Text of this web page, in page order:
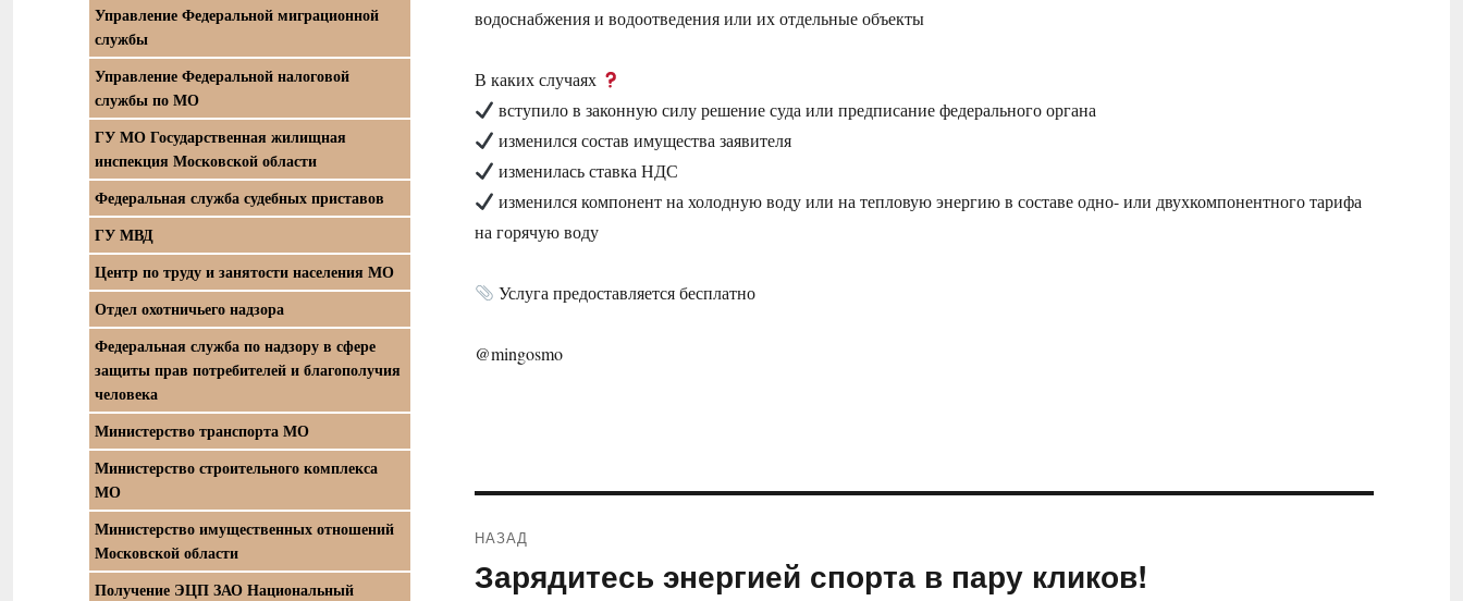
водоснабжения и водоотведения или их отдельные объекты
В каких случаях
вступило в законную силу решение суда или предписание федерального органа
изменился состав имущества заявителя
изменилась ставка НДС
изменился компонент на холодную воду или на тепловую энергию в составе одно- или двухкомпонентного тарифа
на горячую воду
Услуга предоставляется бесплатно
@mingosmo
по
НАЗАД
Предыдущая
Зарядитесь энергией спорта в пару кликов!
Управление Федеральной миграционной
службы
Управление Федеральной налоговой
службы по МО
ГУ МО Государственная жилищная
инспекция Московской области
Федеральная служба судебных приставов
ГУ МВД
Центр по труду и занятости населения МО
Отдел охотничьего надзора
Федеральная служба по надзору в сфере
защиты прав потребителей и благополучия
человека
Министерство транспорта МО
Министерство строительного комплекса
МО
Министерство имущественных отношений
Московской области
Получение ЭЦП ЗАО Национальный